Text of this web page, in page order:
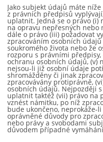
Jako subjekt údajů máte
z právních předpisů
uplatnit. Jedná se o právo
na opravu nepřesných nebo
dále o právo (iii) požadovat
zpracováním osobních
soukromého života nebo že
rozporu s právními
ochranu osobních údajů, (v)
nejsou-li již osobní údaje
shromážděny či jinak
zpracovávány protiprávně,
osobních údajů. Nejpozději
uplatnit taktéž (vii) právo na
vznést námitku, po níž
bude ukončeno, neprokáže-
oprávněné důvody pro
nebo právy a svobodami
důvodem případné